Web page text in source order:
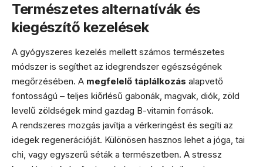
Természetes alternatívák és
kiegészítő kezelések
A gyógyszeres kezelés mellett számos természetes
módszer is segíthet az idegrendszer egészségének
megőrzésében. A megfelelő táplálkozás alapvető
fontosságú – teljes kiőrlésű gabonák, magvak, diók, zöld
levelű zöldségek mind gazdag B-vitamin források.
A rendszeres mozgás javítja a vérkeringést és segíti az
idegek regenerációját. Különösen hasznos lehet a jóga, tai
chi, vagy egyszerű séták a természetben. A stressz